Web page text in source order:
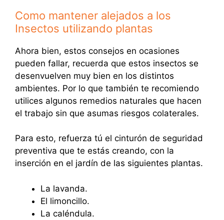
Como mantener alejados a los
Insectos utilizando plantas
Ahora bien, estos consejos en ocasiones
pueden fallar, recuerda que estos insectos se
desenvuelven muy bien en los distintos
ambientes. Por lo que también te recomiendo
utilices algunos remedios naturales que hacen
el trabajo sin que asumas riesgos colaterales.
Para esto, refuerza tú el cinturón de seguridad
preventiva que te estás creando, con la
inserción en el jardín de las siguientes plantas.
La lavanda.
El limoncillo.
La caléndula.